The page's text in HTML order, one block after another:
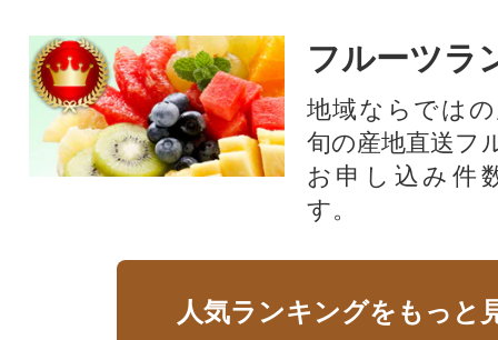
フルーツラ
地域ならでは
旬の産地直送フ
お申し込み件
す。
人気ランキングをもっと